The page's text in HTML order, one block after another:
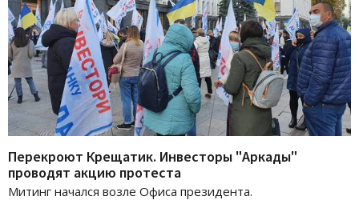
Перекроют Крещатик. Инвесторы "Аркады"
проводят акцию протеста
Митинг начался возле Офиса президента.